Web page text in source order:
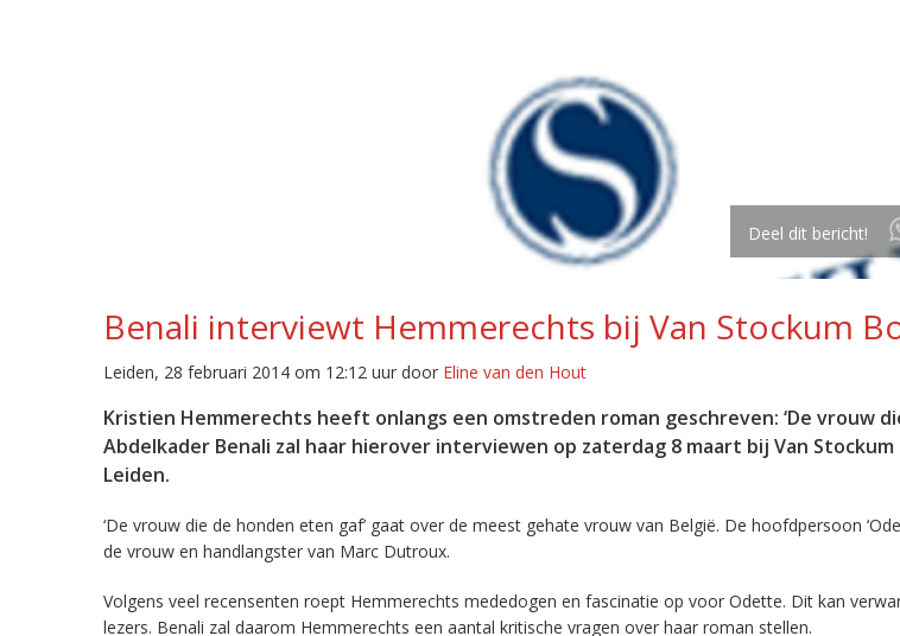
Deel dit bericht!
Benali interviewt Hemmerechts bij Van Stockum
Leiden, 28 februari 2014 om 12:12 uur door Eline van den Hout
Kristien Hemmerechts heeft onlangs een omstreden roman geschreven: ‘De vrouw
Abdelkader Benali zal haar hierover interviewen op zaterdag 8 maart bij Van
Leiden.
‘De vrouw die de honden eten gaf’ gaat over de meest gehate vrouw van België. De hoofdpersoon
de vrouw en handlangster van Marc Dutroux.
Volgens veel recensenten roept Hemmerechts mededogen en fascinatie op voor Odette. Dit kan
lezers. Benali zal daarom Hemmerechts een aantal kritische vragen over haar roman stellen.